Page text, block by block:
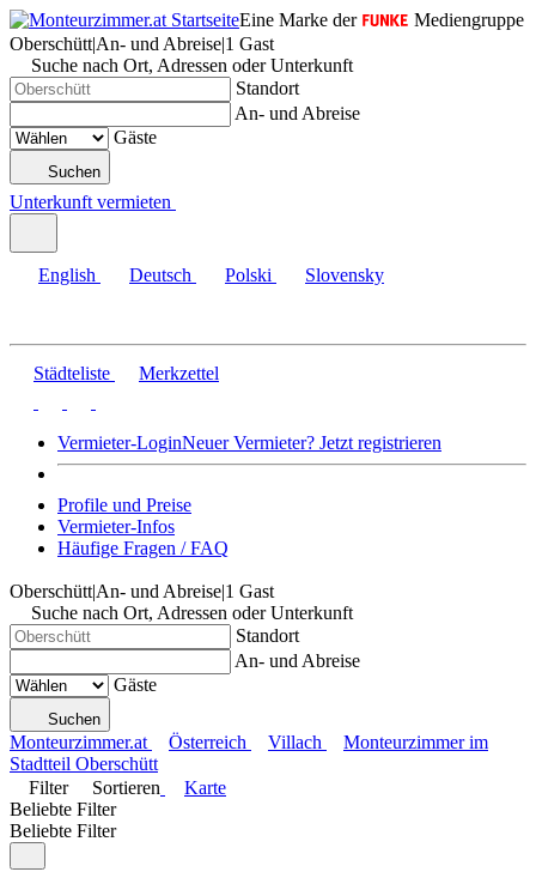
Eine Marke der
Mediengruppe
Oberschütt|An- und Abreise|1 Gast
Suche nach Ort, Adressen oder Unterkunft
Standort
An- und Abreise
Gäste
Suchen
Unterkunft vermieten
English Deutsch Polski Slovensky
Städteliste Merkzettel
Vermieter-LoginNeuer Vermieter? Jetzt registrieren
Profile und Preise
Vermieter-Infos
Häufige Fragen / FAQ
Oberschütt|An- und Abreise|1 Gast
Suche nach Ort, Adressen oder Unterkunft
Standort
An- und Abreise
Gäste
Suchen
Monteurzimmer.at Österreich Villach
Monteurzimmer im
Stadtteil Oberschütt
Filter
Sortieren
Karte
Beliebte Filter
Beliebte Filter